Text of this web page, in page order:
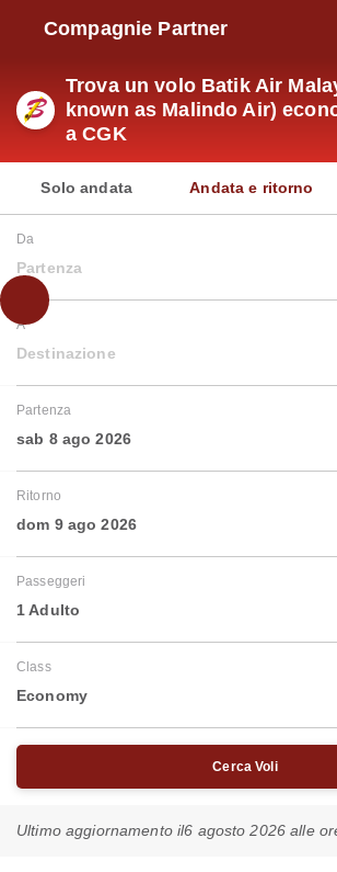
Compagnie Partner
Trova un volo Batik Air
known as Malindo Air)
a CGK
Solo andata Andata e ritorno
Da
Partenza
A
Destinazione
Partenza
sab 8 ago 2026
Ritorno
dom 9 ago 2026
Passeggeri
1 Adulto
Class
Economy
Cerca Voli
Ultimo aggiornamento il6 agosto 2026 alle